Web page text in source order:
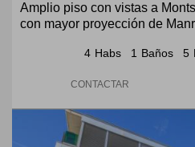
Amplio piso con vistas a
con mayor proyección de
4 Habs 1 Baños 5
CONTACTAR
Previous